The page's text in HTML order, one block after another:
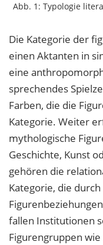
Abb. 1: Typologie
Die Kategorie der
einen Aktanten in
eine
sprechendes
Farben, die die
Kategorie. Weiter
mythologische
Geschichte, Kunst
gehören die
Kategorie, die
fallen Institutionen
Figurengruppen